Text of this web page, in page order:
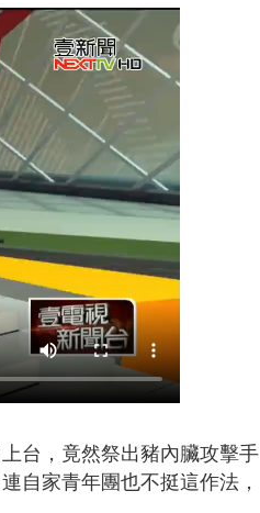
10...
...
台，竟然祭出豬內臟攻擊手
自家青年團也不挺這作法，